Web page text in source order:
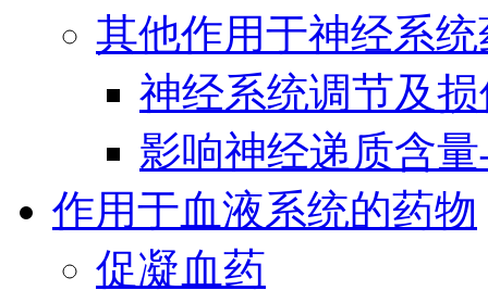
其他作用于神经系统
神经系统调节及
影响神经递质含
作用于血液系统的药物
促凝血药